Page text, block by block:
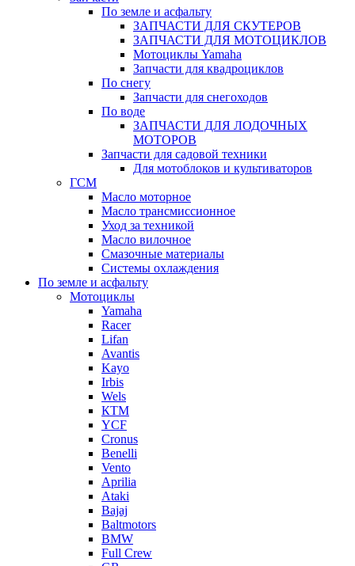
По земле и асфальту
ЗАПЧАСТИ ДЛЯ СКУТЕРОВ
ЗАПЧАСТИ ДЛЯ МОТОЦИКЛОВ
Мотоциклы Yamaha
Запчасти для квадроциклов
По снегу
Запчасти для снегоходов
По воде
ЗАПЧАСТИ ДЛЯ ЛОДОЧНЫХ
МОТОРОВ
Запчасти для садовой техники
Для мотоблоков и культиваторов
ГСМ
Масло моторное
Масло трансмиссионное
Уход за техникой
Масло вилочное
Смазочные материалы
Системы охлаждения
По земле и асфальту
Мотоциклы
Yamaha
Racer
Lifan
Avantis
Kayo
Irbis
Wels
КТМ
YCF
Cronus
Benelli
Vento
Aprilia
Ataki
Bajaj
Baltmotors
BMW
Full Crew